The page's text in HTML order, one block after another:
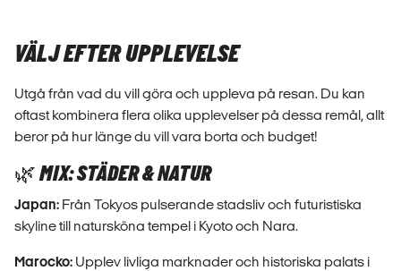
VÄLJ EFTER UPPLEVELSE
Utgå från vad du vill göra och uppleva på resan. Du kan
oftast kombinera flera olika upplevelser på dessa remål, allt
beror på hur länge du vill vara borta och budget!
🌿 MIX: STÄDER & NATUR
Japan: Från Tokyos pulserande stadsliv och futuristiska
skyline till natursköna tempel i Kyoto och Nara.
Marocko: Upplev livliga marknader och historiska palats i